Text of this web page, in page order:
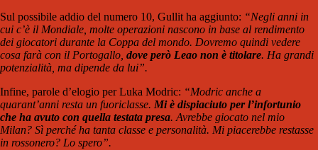
Sul possibile addio del numero 10, Gullit ha aggiunto: “Negli anni in
cui c’è il Mondiale, molte operazioni nascono in base al rendimento
dei giocatori durante la Coppa del mondo. Dovremo quindi vedere
cosa farà con il Portogallo, dove però Leao non è titolare. Ha grandi
potenzialità, ma dipende da lui”.
Infine, parole d’elogio per Luka Modric: “Modric anche a
quarant’anni resta un fuoriclasse. Mi è dispiaciuto per l’infortunio
che ha avuto con quella testata presa. Avrebbe giocato nel mio
Milan? Sì perché ha tanta classe e personalità. Mi piacerebbe restasse
in rossonero? Lo spero”.